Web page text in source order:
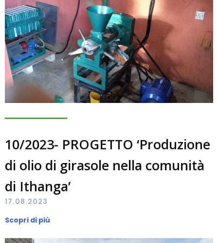
10/2023- PROGETTO ‘Produzione
di olio di girasole nella comunità
di Ithanga’
17.08.2023
Scopri di più